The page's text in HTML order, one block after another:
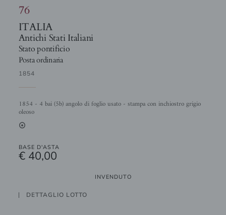
76
ITALIA
Antichi Stati Italiani
Stato pontificio
Posta ordinaria
1854
1854 - 4 bai (5b) angolo di foglio usato - stampa con inchiostro grigio
oleoso
2
BASE D'ASTA
€ 40,00
INVENDUTO
DETTAGLIO LOTTO